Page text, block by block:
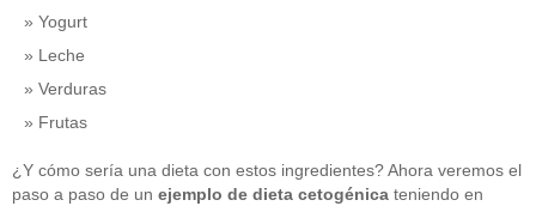
Yogurt
Leche
Verduras
Frutas
¿Y cómo sería una dieta con estos ingredientes? Ahora veremos el
paso a paso de un ejemplo de dieta cetogénica teniendo en